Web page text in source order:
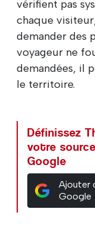
vérifient pas
chaque
demander des
voyageur ne
demandées, il
le territoire.
Définissez
votre
Google
Ajouter
Google